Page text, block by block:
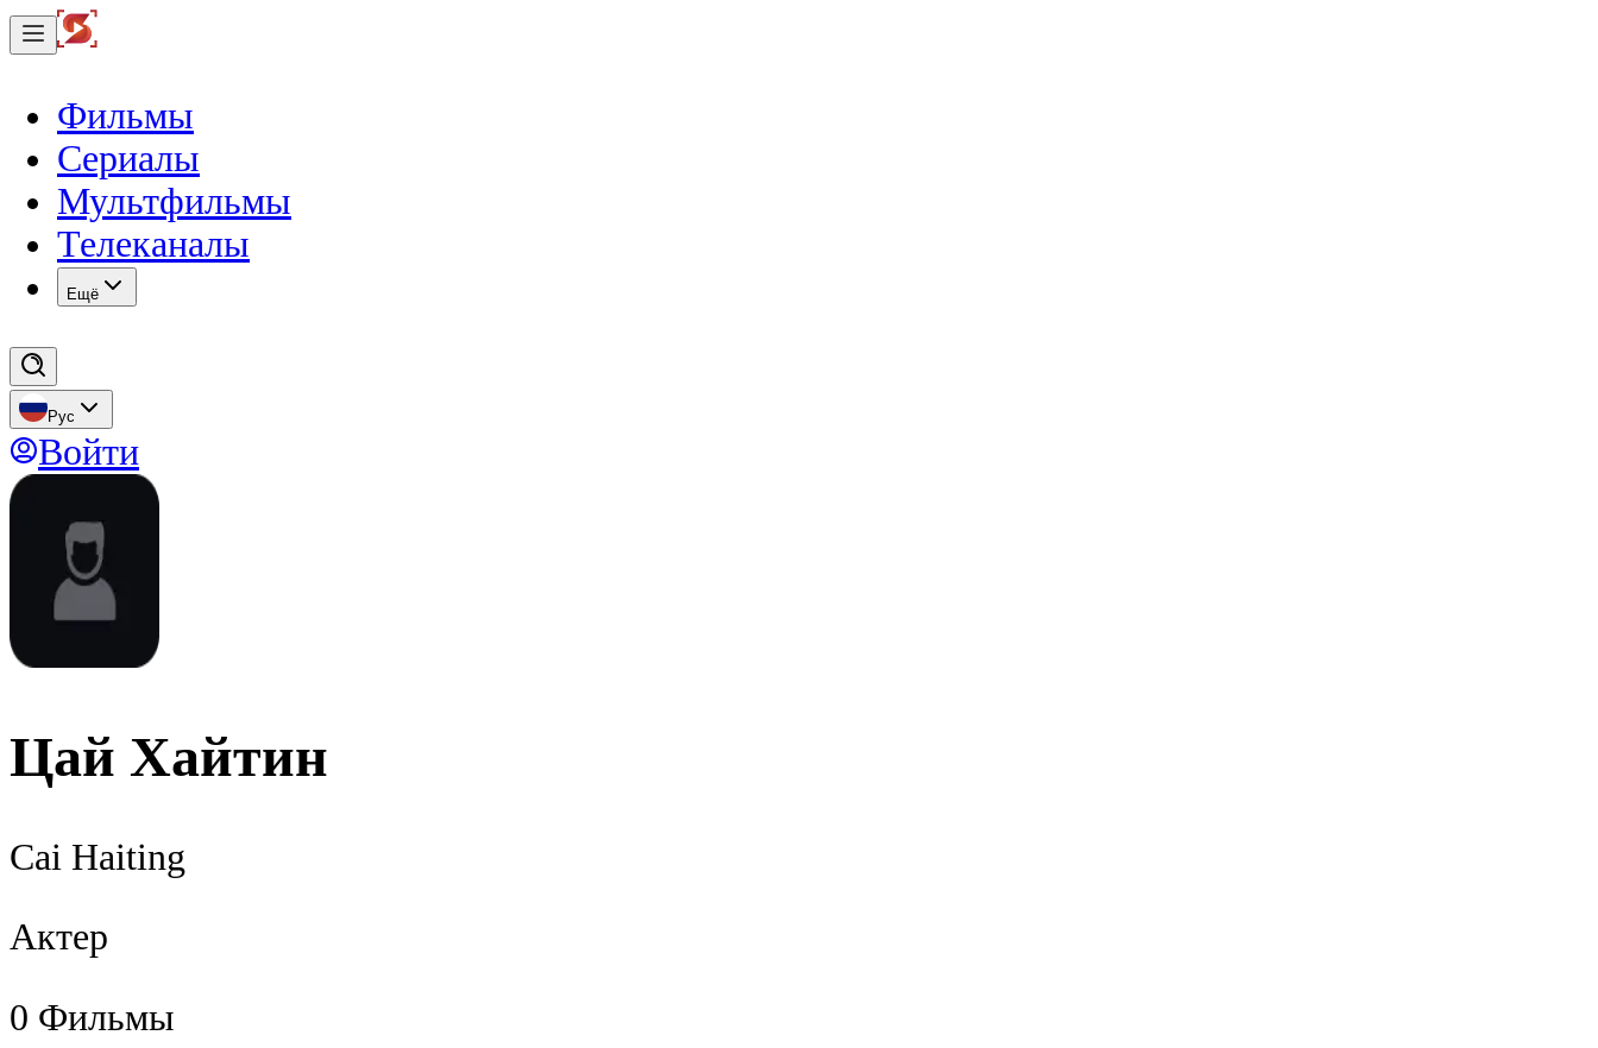
Фильмы
Сериалы
Мультфильмы
Телеканалы
Eщё
Рус
Войти
Цай Хайтин
Cai Haiting
Актер
0 Фильмы